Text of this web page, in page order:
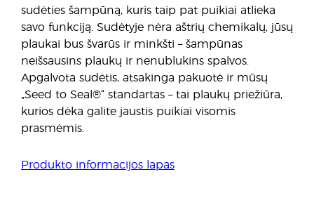
sudėties šampūną, kuris taip pat puikiai atlieka
savo funkciją. Sudėtyje nėra aštrių chemikalų, jūsų
plaukai bus švarūs ir minkšti – šampūnas
neišsausins plaukų ir nenublukins spalvos.
Apgalvota sudėtis, atsakinga pakuotė ir mūsų
„Seed to Seal®“ standartas – tai plaukų priežiūra,
kurios dėka galite jaustis puikiai visomis
prasmėmis.
Produkto informacijos lapas